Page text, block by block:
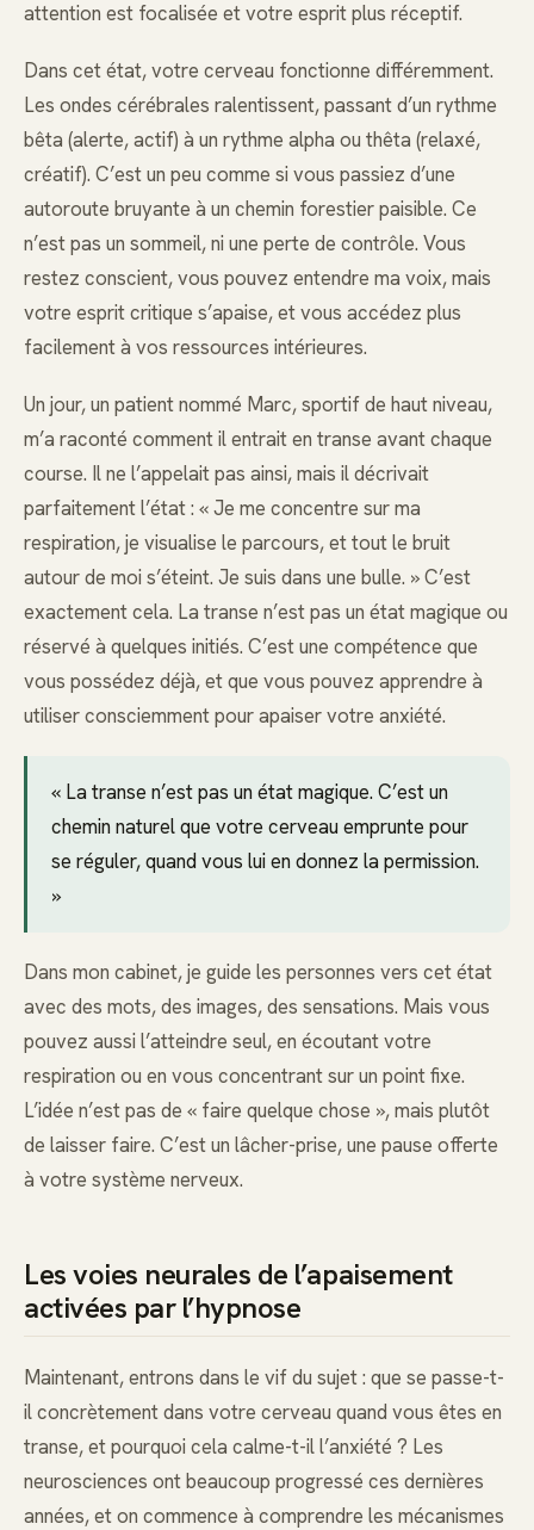
attention est focalisée et votre esprit plus réceptif.
Dans cet état, votre cerveau fonctionne différemment.
Les ondes cérébrales ralentissent, passant d’un rythme
bêta (alerte, actif) à un rythme alpha ou thêta (relaxé,
créatif). C’est un peu comme si vous passiez d’une
autoroute bruyante à un chemin forestier paisible. Ce
n’est pas un sommeil, ni une perte de contrôle. Vous
restez conscient, vous pouvez entendre ma voix, mais
votre esprit critique s’apaise, et vous accédez plus
facilement à vos ressources intérieures.
Un jour, un patient nommé Marc, sportif de haut niveau,
m’a raconté comment il entrait en transe avant chaque
course. Il ne l’appelait pas ainsi, mais il décrivait
parfaitement l’état : « Je me concentre sur ma
respiration, je visualise le parcours, et tout le bruit
autour de moi s’éteint. Je suis dans une bulle. » C’est
exactement cela. La transe n’est pas un état magique ou
réservé à quelques initiés. C’est une compétence que
vous possédez déjà, et que vous pouvez apprendre à
utiliser consciemment pour apaiser votre anxiété.
« La transe n’est pas un état magique. C’est un
chemin naturel que votre cerveau emprunte pour
se réguler, quand vous lui en donnez la permission.
»
Dans mon cabinet, je guide les personnes vers cet état
avec des mots, des images, des sensations. Mais vous
pouvez aussi l’atteindre seul, en écoutant votre
respiration ou en vous concentrant sur un point fixe.
L’idée n’est pas de « faire quelque chose », mais plutôt
de laisser faire. C’est un lâcher-prise, une pause offerte
à votre système nerveux.
Les voies neurales de l’apaisement
activées par l’hypnose
Maintenant, entrons dans le vif du sujet : que se passe-t-
il concrètement dans votre cerveau quand vous êtes en
transe, et pourquoi cela calme-t-il l’anxiété ? Les
neurosciences ont beaucoup progressé ces dernières
années, et on commence à comprendre les mécanismes